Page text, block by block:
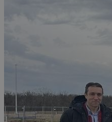
Contactez-nous !